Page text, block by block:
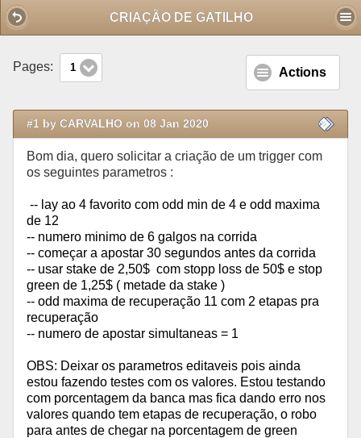
CRIAÇÃO DE GATILHO
Pages: 1 Actions
#1 by CARVALHO on 08 Jan 2020
Bom dia, quero solicitar a criação de um trigger com
os seguintes parametros :
-- lay ao 4 favorito com odd min de 4 e odd maxima
de 12
-- numero minimo de 6 galgos na corrida
-- começar a apostar 30 segundos antes da corrida
-- usar stake de 2,50$ com stopp loss de 50$ e stop
green de 1,25$ ( metade da stake )
-- odd maxima de recuperação 11 com 2 etapas pra
recuperação
-- numero de apostar simultaneas = 1
OBS: Deixar os parametros editaveis pois ainda
estou fazendo testes com os valores. Estou testando
com porcentagem da banca mas fica dando erro nos
valores quando tem etapas de recuperação, o robo
para antes de chegar na porcentagem de green